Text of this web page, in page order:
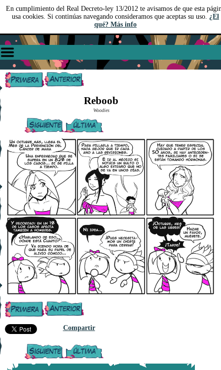
En cumplimiento del Real Decreto-ley 13/2012 te avisamos de que esta
usa cookies. Si continúas navegando consideramos que aceptas su uso. ¿El
qué? Más info
Reboob
Woodies
Compartir